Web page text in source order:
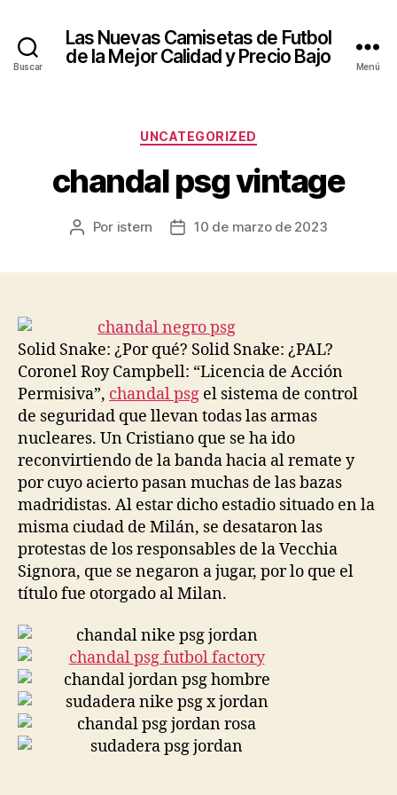
Buscar
Las Nuevas Camisetas de Futbol
de la Mejor Calidad y Precio Bajo
Menú
Categorías
UNCATEGORIZED
chandal psg vintage
Autor
Por istern
Fecha10 de marzo de 2023
Solid Snake: ¿Por qué? Solid Snake: ¿PAL?
Coronel Roy Campbell: “Licencia de Acción
Permisiva”, chandal psg el sistema de control
de seguridad que llevan todas las armas
nucleares. Un Cristiano que se ha ido
reconvirtiendo de la banda hacia al remate y
por cuyo acierto pasan muchas de las bazas
madridistas. Al estar dicho estadio situado en la
misma ciudad de Milán, se desataron las
protestas de los responsables de la Vecchia
Signora, que se negaron a jugar, por lo que el
título fue otorgado al Milan.